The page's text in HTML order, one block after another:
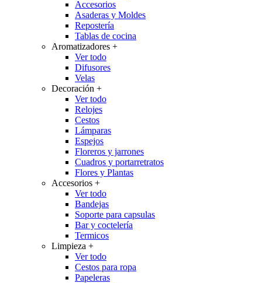
Accesorios
Asaderas y Moldes
Repostería
Tablas de cocina
Aromatizadores +
Ver todo
Difusores
Velas
Decoración +
Ver todo
Relojes
Cestos
Lámparas
Espejos
Floreros y jarrones
Cuadros y portarretratos
Flores y Plantas
Accesorios +
Ver todo
Bandejas
Soporte para capsulas
Bar y coctelería
Termicos
Limpieza +
Ver todo
Cestos para ropa
Papeleras